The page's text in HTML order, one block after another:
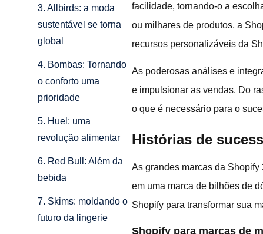
3. Allbirds: a moda
sustentável se torna
global
4. Bombas: Tornando
o conforto uma
prioridade
5. Huel: uma
revolução alimentar
6. Red Bull: Além da
bebida
7. Skims: moldando o
futuro da lingerie
facilidade, tornando-o a
ou milhares de produtos, a
recursos personalizáveis da
As poderosas análises e
e impulsionar as vendas. Do
o que é necessário para o
Histórias de
As grandes marcas da
em uma marca de bilhões de
Shopify para transformar sua
Shopify para marcas de